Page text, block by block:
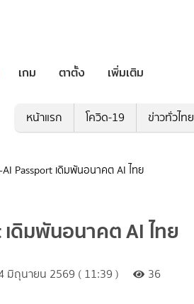
เกม ตาตั้ง เพิ่มเติม
หน้าแรก โควิด-19 ข่าวทั่วไทย
AI Passport เดิมพันอนาคต AI ไทย
เดิมพันอนาคต AI ไทย
มิถุนายน 2569 ( 11:39 ) 36